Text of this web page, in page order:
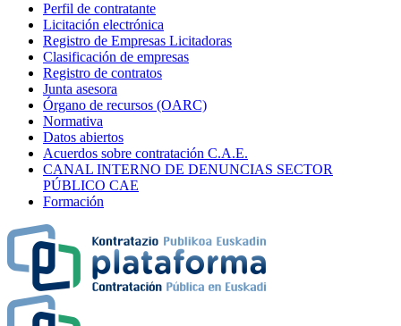
Perfil de contratante
Licitación electrónica
Registro de Empresas Licitadoras
Clasificación de empresas
Registro de contratos
Junta asesora
Órgano de recursos (OARC)
Normativa
Datos abiertos
Acuerdos sobre contratación C.A.E.
CANAL INTERNO DE DENUNCIAS SECTOR
PÚBLICO CAE
Formación